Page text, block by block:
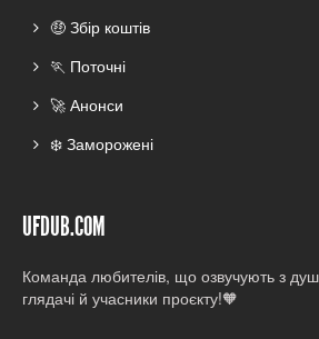
🤑 Збір коштів
🏃 Поточні
🚀 Анонси
❄️ Заморожені
UFDUB.COM
Команда любителів, що озвучують з
глядачі й учасники проєкту!🧡